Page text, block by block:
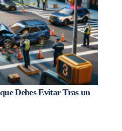
Debes Evitar Tras un